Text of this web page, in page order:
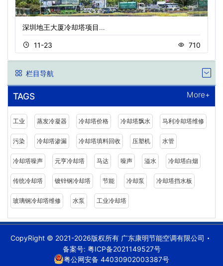
深圳地王大厦冷却塔项目…
11-23 710
栏目导航
TAGS More+
工业 蒸发冷凝器 冷却塔价格 冷却塔飘水 马利冷却塔维修
污染 冷却塔渗漏 冷却塔填料回收 压塑机 水管
冷却塔噪声 元亨冷却塔 马达 噪声 溢水 冷却塔白烟
传统冷却塔 镀锌钢冷却塔 节能 冷却泵 冷却塔挡水板
玻璃钢冷却塔维修 水泵 工业冷却塔
CopyRight © 2021-2026版权所有 广东康明节能空调有限公司
备案号: 粤ICP备2021149527号
粤公网安备 44030902003387号